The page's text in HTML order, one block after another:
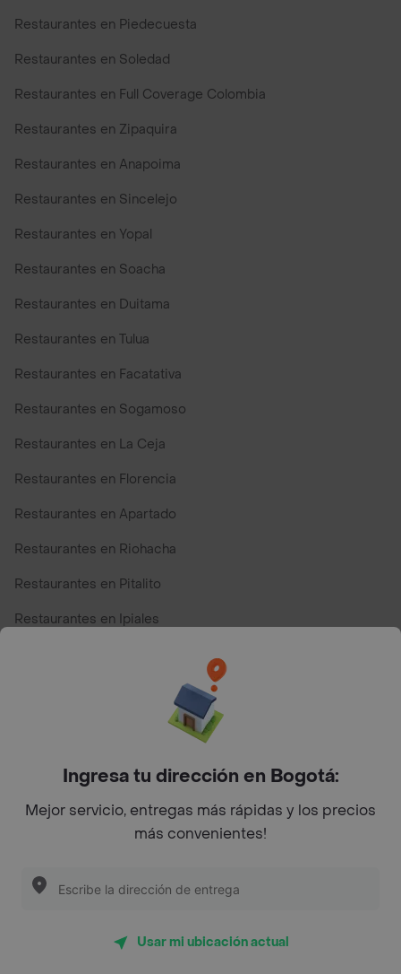
Restaurantes en Piedecuesta
Restaurantes en Soledad
Restaurantes en Full Coverage Colombia
Restaurantes en Zipaquira
Restaurantes en Anapoima
Restaurantes en Sincelejo
Restaurantes en Yopal
Restaurantes en Soacha
Restaurantes en Duitama
Restaurantes en Tulua
Restaurantes en Facatativa
Restaurantes en Sogamoso
Restaurantes en La Ceja
Restaurantes en Florencia
Restaurantes en Apartado
Restaurantes en Riohacha
Restaurantes en Pitalito
Restaurantes en Ipiales
Top Marcas y Cadenas de Restaurantes
Encuéntranos en estos países
App Store Google play
Restaurantes cerca de mi para pedir Comida a Domicilio -
Ingresa tu dirección en Bogotá:
Mejor servicio, entregas más rápidas y los precios
más convenientes!
Usar mi ubicación actual